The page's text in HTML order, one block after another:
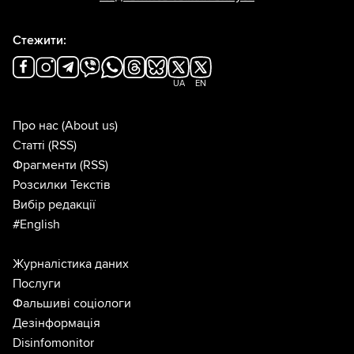
Стежити:
UA EN
Про нас (About us)
Статті (RSS)
Фрагменти (RSS)
Розсилки Текстів
Вибір редакції
#English
Журналістика даних
Послуги
Фальшиві соціологи
Дезінформація
Disinfomonitor